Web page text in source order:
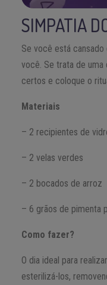
SIMPATIA
Se você está
você. Se trata de uma
certos e coloque o
Materiais
– 2 recipientes de
– 2 velas verdes
– 2 bocados de arroz
– 6 grãos de pimenta
Como fazer?
O dia ideal para
esterilizá-los,